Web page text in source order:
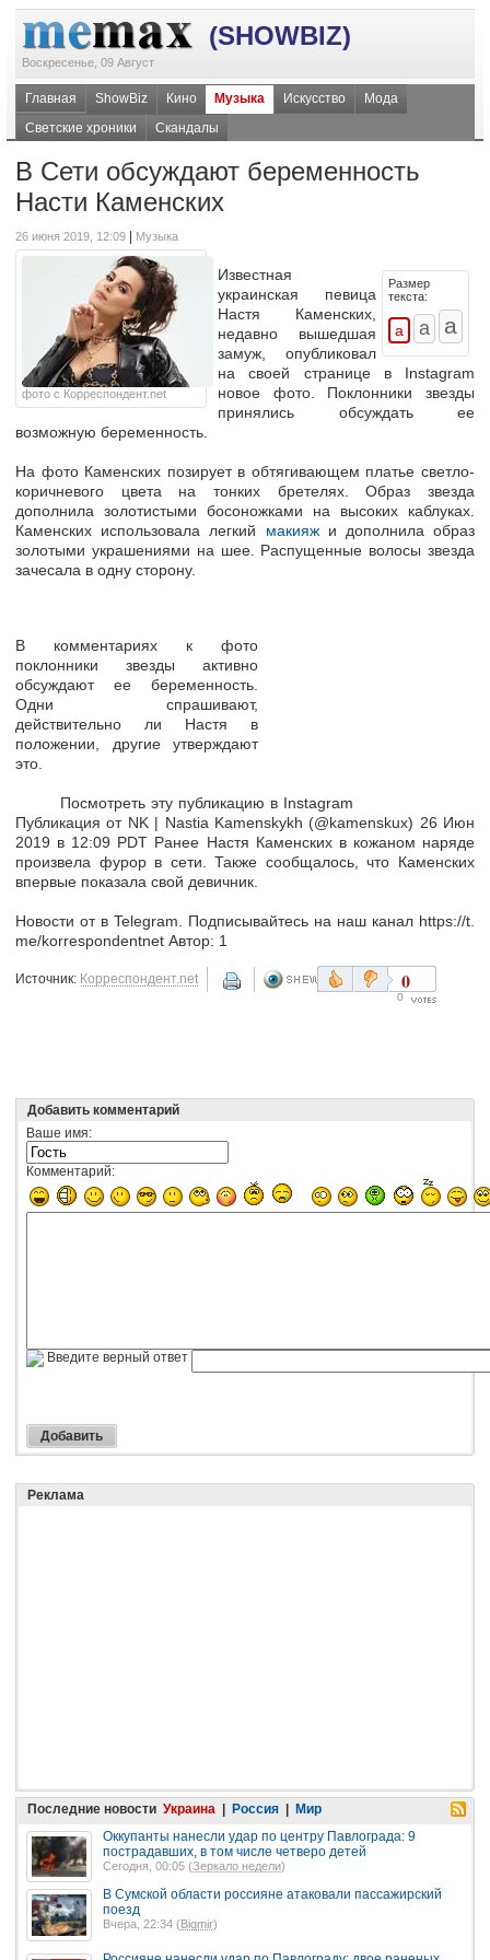
(SHOWBIZ)
Воскресенье, 09 Август
Главная ShowBiz Кино Музыка Искусство
Мода
Светские хроники
Скандалы
В Сети обсуждают беременность
Насти Каменских
26 июня 2019, 12:09 Музыка
фото с Корреспондент.net
Размер
текста:
Известная
украинская певица
Настя Каменских,
недавно вышедшая
замуж, опубликовал
на своей странице в Instagram
новое фото. Поклонники звезды
принялись обсуждать ее
возможную беременность.
На фото Каменских позирует в обтягивающем платье светло-
коричневого цвета на тонких бретелях. Образ звезда
дополнила золотистыми босоножками на высоких каблуках.
Каменских использовала легкий макияжи дополнила образ
золотыми украшениями на шее. Распущенные волосы звезда
зачесала в одну сторону.
В комментариях к фото
поклонники звезды активно
обсуждают ее беременность.
Одни спрашивают,
действительно ли Настя в
положении, другие утверждают
это.
Посмотреть эту публикацию в Instagram
Публикация от NK | Nastia Kamenskykh (@kamenskux) 26 Июн
2019 в 12:09 PDT Ранее Настя Каменских в кожаном наряде
произвела фурор в сети. Также сообщалось, что Каменских
впервые показала свой девичник.
Новости от в Telegram. Подписывайтесь на наш канал https://t.
me/korrespondentnet Автор: 1
Источник: Корреспондент.net 0
0
Добавить комментарий
Ваше имя:
Комментарий:
Введите верный ответ
Реклама
Последние новости Украина | Россия | Мир
Оккупанты нанесли удар по центру Павлограда: 9
пострадавших, в том числе четверо детей
Сегодня, 00:05 (Зеркало недели)
В Сумской области россияне атаковали пассажирский
поезд
Вчера, 22:34 ( Bigmir)